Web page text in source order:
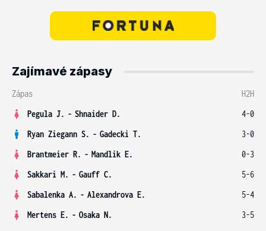
Zajímavé zápasy
Zápas
H2H
Pegula J. - Shnaider D.
4-0
Ryan Ziegann S. - Gadecki T.
3-0
Brantmeier R. - Mandlik E.
0-3
Sakkari M. - Gauff C.
5-6
Sabalenka A. - Alexandrova E.
5-4
Mertens E. - Osaka N. 3-5